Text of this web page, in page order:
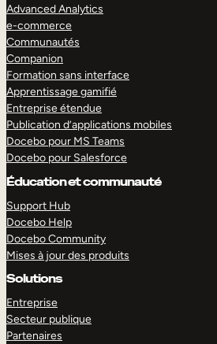
Advanced Analytics
e-commerce
Communautés
Companion
Formation sans interface
Apprentissage gamifié
Entreprise étendue
Publication d’applications mobiles
Docebo pour MS Teams
Docebo pour Salesforce
Éducation et communauté
Support Hub
Docebo Help
Docebo Community
Mises à jour des produits
Solutions
Entreprise
Secteur publique
Partenaires